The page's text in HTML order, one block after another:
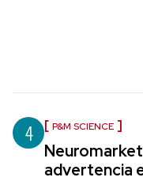
4 P&M SCIENCE
advertencia